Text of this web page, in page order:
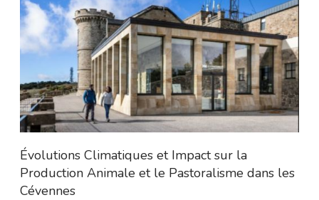
Évolutions Climatiques et Impact sur la
Production Animale et le Pastoralisme dans les
Cévennes